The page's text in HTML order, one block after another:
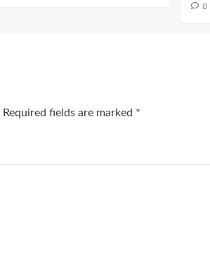
0
Required fields are marked *